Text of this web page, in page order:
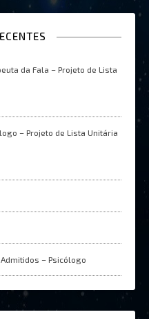
da Fala – Projeto de Lista
– Projeto de Lista Unitária
– Psicólogo